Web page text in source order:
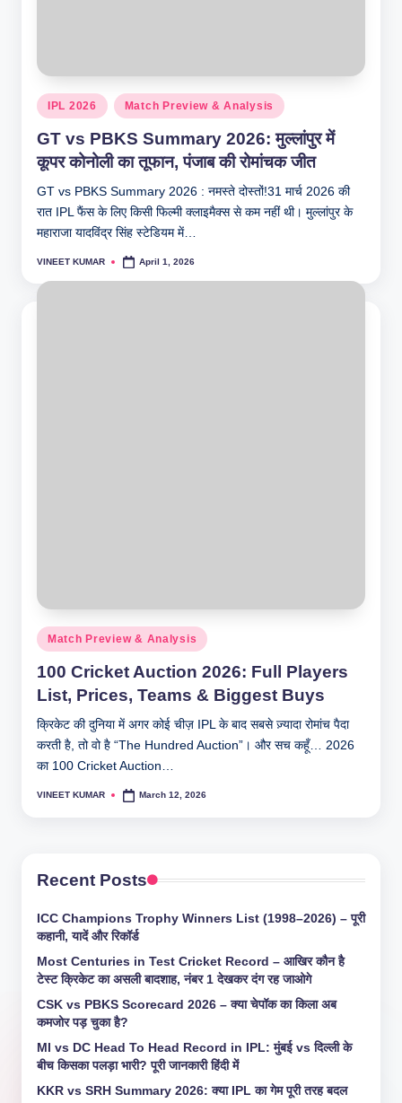
Posted
in
IPL 2026 Match Preview & Analysis
GT vs PBKS Summary 2026: मुल्लांपुर में
कूपर कोनोली का तूफान, पंजाब की रोमांचक जीत
GT vs PBKS Summary 2026 : नमस्ते दोस्तों!31 मार्च 2026 की
रात IPL फैंस के लिए किसी फिल्मी क्लाइमैक्स से कम नहीं थी। मुल्लांपुर के
महाराजा यादविंद्र सिंह स्टेडियम में…
Posted
VINEET KUMAR April 1, 2026
Posted
in
Match Preview & Analysis
100 Cricket Auction 2026: Full Players
List, Prices, Teams & Biggest Buys
क्रिकेट की दुनिया में अगर कोई चीज़ IPL के बाद सबसे ज़्यादा रोमांच पैदा
करती है, तो वो है “The Hundred Auction”। और सच कहूँ… 2026
का 100 Cricket Auction…
Posted
VINEET KUMAR March 12, 2026
Recent Posts
ICC Champions Trophy Winners List (1998–2026) – पूरी
कहानी, यादें और रिकॉर्ड
Most Centuries in Test Cricket Record – आखिर कौन है
टेस्ट क्रिकेट का असली बादशाह, नंबर 1 देखकर दंग रह जाओगे
CSK vs PBKS Scorecard 2026 – क्या चेपॉक का किला अब
कमजोर पड़ चुका है?
MI vs DC Head To Head Record in IPL: मुंबई vs दिल्ली के
बीच किसका पलड़ा भारी? पूरी जानकारी हिंदी में
KKR vs SRH Summary 2026: क्या IPL का गेम पूरी तरह बदल